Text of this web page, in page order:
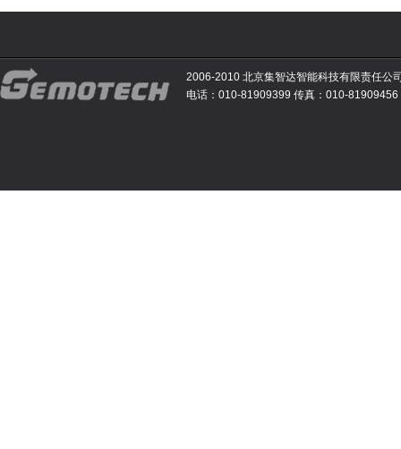
2006-2010 北京集智达智能科技有限责任公
电话：010-81909399 传真：010-